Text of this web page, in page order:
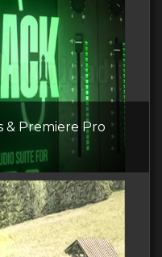
& Premiere Pro